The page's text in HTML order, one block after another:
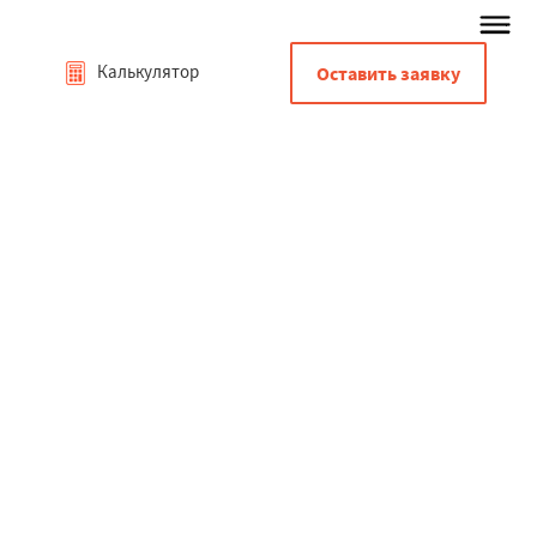
Калькулятор Оставить заявку